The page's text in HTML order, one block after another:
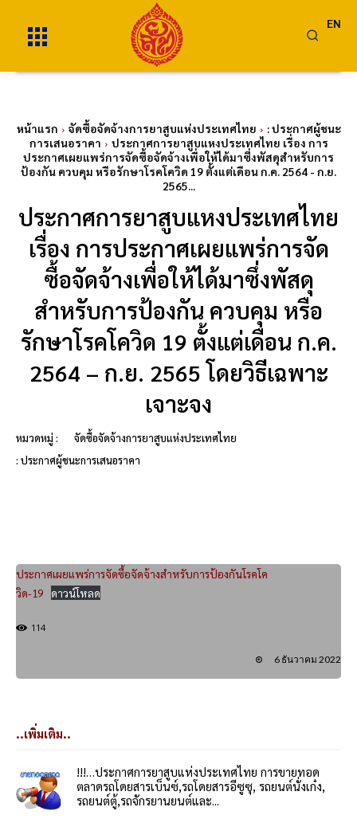
EN
หน้าแรก จัดซื้อจัดจ้างการยาสูบแห่งประเทศไทย
: ประกาศผู้ชนะ
การเสนอราคา
ประกาศการยาสูบแหงประเทศไทย เรื่อง การ
ประกาศเผยแพร่การจัดซื้อจัดจ้างเพื่อให้ได้มาซึ่งพัสดุสำหรับการ
ป้องกัน ควบคุม หรือรักษาโรคโควิด 19 ตั้งแต่เดือน ก.ค. 2564 - ก.ย.
2565...
ประกาศการยาสูบแหงประเทศไทย
เรื่อง การประกาศเผยแพร่การจัด
ซื้อจัดจ้างเพื่อให้ได้มาซึ่งพัสดุ
สำหรับการป้องกัน ควบคุม หรือ
รักษาโรคโควิด 19 ตั้งแต่เดือน ก.ค.
2564 – ก.ย. 2565 โดยวิธีเฉพาะ
เจาะจง
หมวดหมู่ :
จัดซื้อจัดจ้างการยาสูบแห่งประเทศไทย
: ประกาศผู้ชนะการเสนอราคา
ประกาศเผยแพร่การจัดซื้อจัดจ้างสำหรับการป้องกันโรคโค
วิด-19
ดาวน์โหลด
114
6 ธันวาคม 2022
..เพิ่มเติม..
!!!…ประกาศการยาสูบแห่งประเทศไทย การขายทอด
ตลาดรถโดยสารเบ็นซ์,รถโดยสารอีซูซุ, รถยนต์นั่งเก๋ง,
รถยนต์ตู้,รถจักรยานยนต์และ...